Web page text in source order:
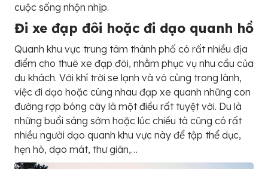
cuộc sống nhộn nhịp.
Đi xe đạp đôi hoặc đi dạo quanh hồ
Quanh khu vực trung tâm thành phố có rất nhiều địa
điểm cho thuê xe đạp đôi, nhằm phục vụ nhu cầu của
du khách. Với khí trời se lạnh và vô cùng trong lành,
việc đi dạo hoặc cùng nhau đạp xe quanh những con
đường rợp bóng cây là một điều rất tuyệt vời. Du là
những buổi sáng sớm hoặc lúc chiều tà cũng có rất
nhiều người dạo quanh khu vực này để tập thể dục,
hẹn hò, dạo mát, thư giãn,…